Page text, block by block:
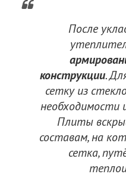
После
конструкции.
сетку из
необходимости
Плиты
составам, на
сетка,